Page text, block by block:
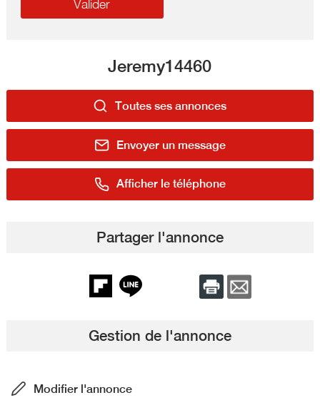
Jeremy14460
Toutes ses annonces
Envoyer un message
Afficher le téléphone
Partager l'annonce
Gestion de l'annonce
Modifier l'annonce